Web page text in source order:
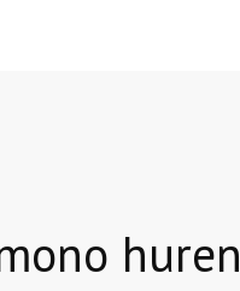
huren